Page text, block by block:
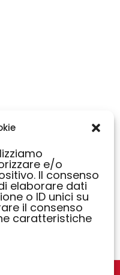
e/o
Il consenso
elaborare dati
o ID unici su
il consenso
caratteristiche